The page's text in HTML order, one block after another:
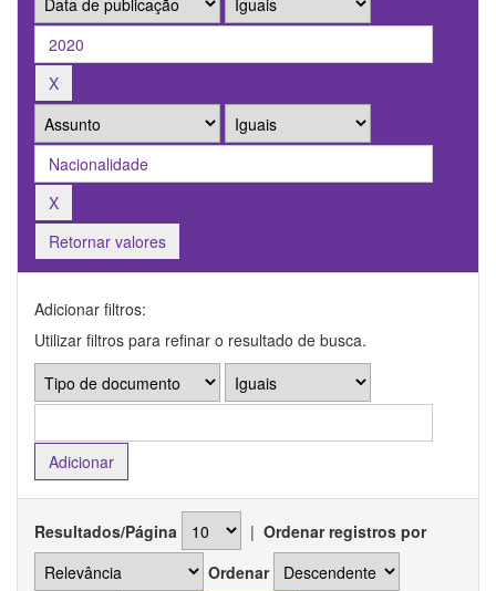
Retornar valores
Adicionar filtros:
Utilizar filtros para refinar o resultado de busca.
Resultados/Página | Ordenar registros por
Ordenar